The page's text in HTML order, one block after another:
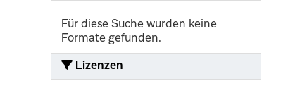
Für diese Suche wurden keine
Formate gefunden.
Lizenzen